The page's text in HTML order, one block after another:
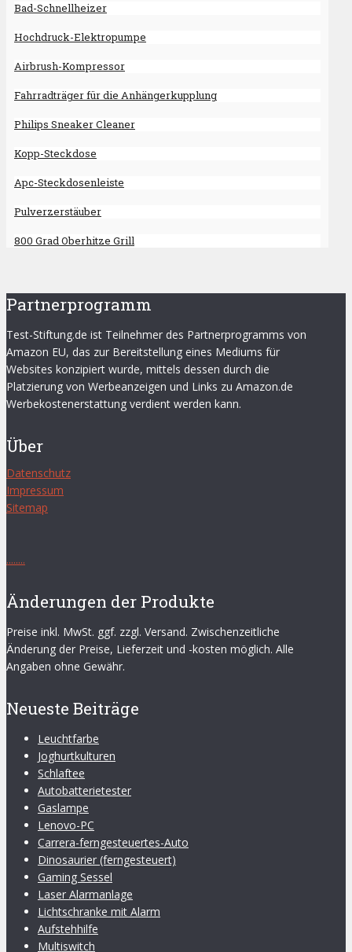
Bad-Schnellheizer
Hochdruck-Elektropumpe
Airbrush-Kompressor
Fahrradträger für die Anhängerkupplung
Philips Sneaker Cleaner
Kopp-Steckdose
Apc-Steckdosenleiste
Pulverzerstäuber
800 Grad Oberhitze Grill
Partnerprogramm
Test-Stiftung.de ist Teilnehmer des Partnerprogramms von
Amazon EU, das zur Bereitstellung eines Mediums für
Websites konzipiert wurde, mittels dessen durch die
Platzierung von Werbeanzeigen und Links zu Amazon.de
Werbekostenerstattung verdient werden kann.
Über
Datenschutz
Impressum
Sitemap
........
Änderungen der Produkte
Preise inkl. MwSt. ggf. zzgl. Versand. Zwischenzeitliche
Änderung der Preise, Lieferzeit und -kosten möglich. Alle
Angaben ohne Gewähr.
Neueste Beiträge
Leuchtfarbe
Joghurtkulturen
Schlaftee
Autobatterietester
Gaslampe
Lenovo-PC
Carrera-ferngesteuertes-Auto
Dinosaurier (ferngesteuert)
Gaming Sessel
Laser Alarmanlage
Lichtschranke mit Alarm
Aufstehhilfe
Multiswitch